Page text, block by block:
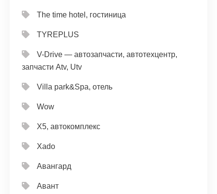
The time hotel, гостиница
TYREPLUS
V-Drive — автозапчасти, автотехцентр,
запчасти Atv, Utv
Villa park&Spa, отель
Wow
X5, автокомплекс
Xado
Авангард
Авант